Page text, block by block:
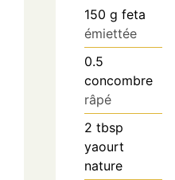
150 g feta
émiettée
0.5
concombre
râpé
2 tbsp
yaourt
nature